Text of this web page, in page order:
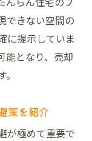
んらん住宅のプ
できない空間の
に提示していま
能となり、売却
策を紹介
が極めて重要で